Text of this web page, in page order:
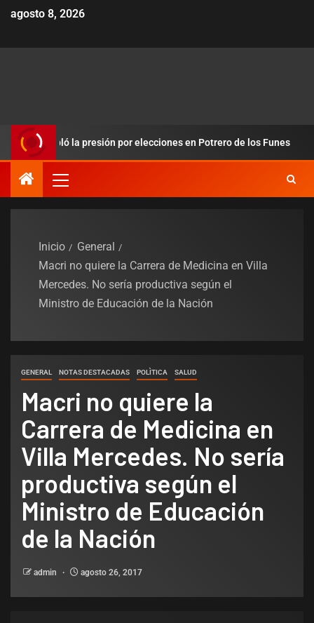
agosto 8, 2026
la presión por elecciones en Potrero de los Funes
Inicio
General
Macri no quiere la Carrera de Medicina en Villa
Mercedes. No sería productiva según el
Ministro de Educación de la Nación
GENERAL NOTAS DESTACADAS POLÌTICA SALUD
Macri no quiere la
Carrera de Medicina en
Villa Mercedes. No sería
productiva según el
Ministro de Educación
de la Nación
admin agosto 26, 2017